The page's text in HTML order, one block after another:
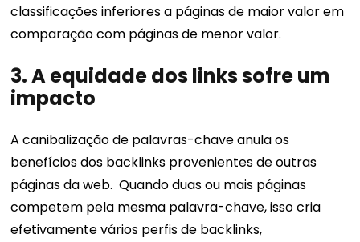
classificações inferiores a páginas de maior valor em
comparação com páginas de menor valor.
3. A equidade dos links sofre um
impacto
A canibalização de palavras-chave anula os
benefícios dos backlinks provenientes de outras
páginas da web. Quando duas ou mais páginas
competem pela mesma palavra-chave, isso cria
efetivamente vários perfis de backlinks,